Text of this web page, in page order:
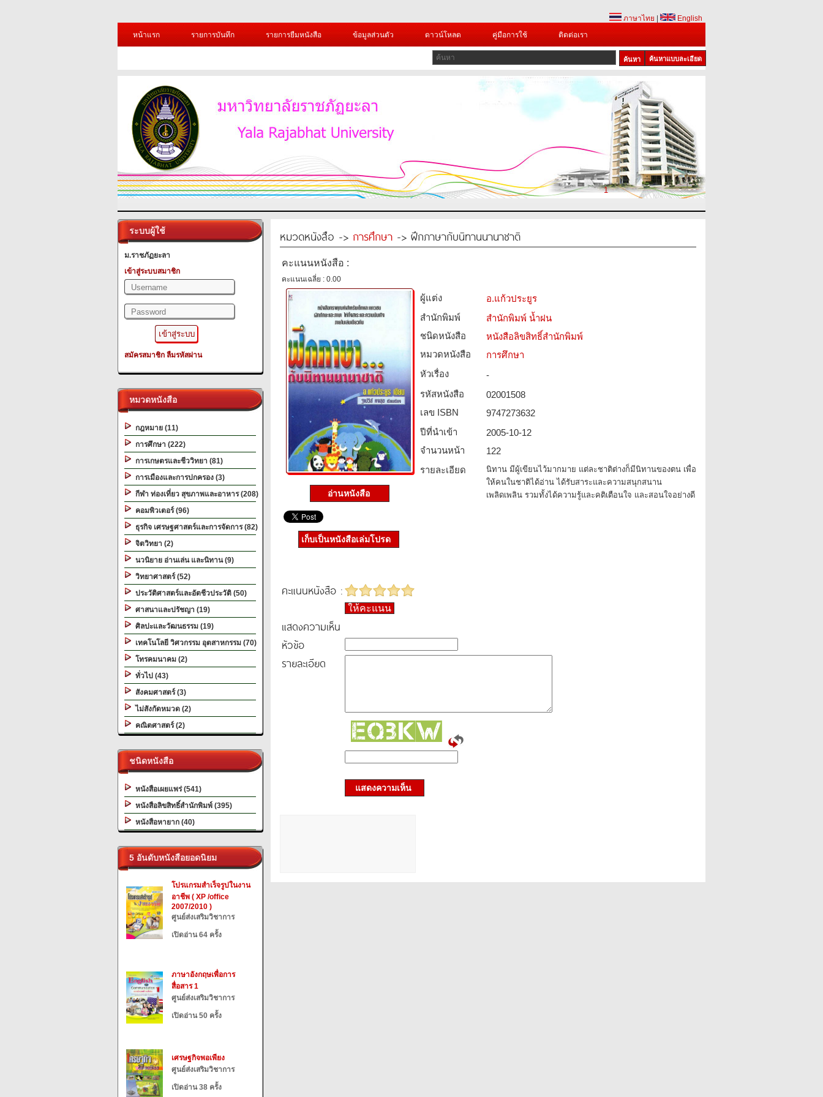
ภาษาไทย
English
หน้าแรก
รายการบันทึก รายการยืมหนังสือ ข้อมูลส่วนตัว ดาวน์โหลด คู่มือการใช้ ติดต่อเรา
ค้นหาแบบละเอียด
1
ระบบผู้ใช้
ม.ราชภัฏยะลา
เข้าสู่ระบบสมาชิก
สมัครสมาชิก ลืมรหัสผ่าน
หมวดหนังสือ
กฎหมาย (11)
การศึกษา (222)
การเกษตรและชีววิทยา (81)
การเมืองและการปกครอง (3)
กีฬา ท่องเที่ยว สุขภาพและอาหาร (208)
คอมพิวเตอร์ (96)
ธุรกิจ เศรษฐศาสตร์และการจัดการ (82)
จิตวิทยา (2)
นวนิยาย อ่านเล่น และนิทาน (9)
วิทยาศาสตร์ (52)
ประวัติศาสตร์และอัตชีวประวัติ (50)
ศาสนาและปรัชญา (19)
ศิลปะและวัฒนธรรม (19)
เทคโนโลยี วิศวกรรม อุตสาหกรรม (70)
โทรคมนาคม (2)
ทั่วไป (43)
สังคมศาสตร์ (3)
ไม่สังกัดหมวด (2)
คณิตศาสตร์ (2)
ชนิดหนังสือ
หนังสือเผยแพร่ (541)
หนังสือลิขสิทธิ์สำนักพิมพ์ (395)
หนังสือหายาก (40)
5 อันดับหนังสือยอดนิยม
โปรแกรมสำเร็จรูปในงาน
อาชีพ ( XP /office
2007/2010 )
ศูนย์ส่งเสริมวิชาการ
เปิดอ่าน 64 ครั้ง
ภาษาอังกฤษเพื่อการ
สื่อสาร 1
ศูนย์ส่งเสริมวิชาการ
เปิดอ่าน 50 ครั้ง
เศรษฐกิจพอเพียง
ศูนย์ส่งเสริมวิชาการ
เปิดอ่าน 38 ครั้ง
หมวดหนังสือ -> การศึกษา -> ฝึกภาษากับนิทานนานาชาติ
คะแนนหนังสือ :
คะแนนเฉลี่ย : 0.00
อ่านหนังสือ
ผู้แต่ง
อ.แก้วประยูร
สำนักพิมพ์
สำนักพิมพ์ น้ำฝน
ชนิดหนังสือ­
หนังสือลิขสิทธิ์สำนักพิมพ์
หมวดหนังสือ­
การศึกษา
หัวเรื่อง
-
รหัสหนังสือ­
02001508
เลข ISBN
9747273632
ปีที่นำเข้า
2005-10-12
จำนวนหน้า
122
รายละเอียด
นิทาน มีผู้เขียนไว้มากมาย แต่ละชาติต่างก็มีนิทานของตน เพื่อ
ให้คนในชาติได้อ่าน ได้รับสาระและความสนุกสนาน
เพลิดเพลิน รวมทั้งได้ความรู้และคติเตือนใจ และสอนใจอย่างดี
เก็บเป็นหนังสือเล่มโปรด
คะแนนหนังสือ :
ให้คะแนน
แสดงความเห็น
หัวข้อ
รายละเอียด
แสดงความเห็น